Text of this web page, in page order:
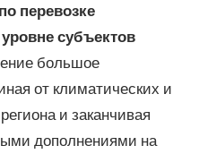
перевозке
субъектов
большое
от климатических и
и заканчивая
дополнениями на